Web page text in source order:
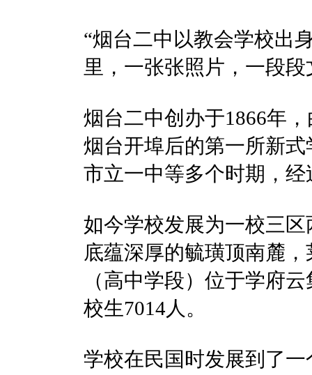
“烟台二中以教会学校出
里，一张张照片，一段
烟台二中创办于1866年
烟台开埠后的第一所新
市立一中等多个时期，
如今学校发展为一校三
底蕴深厚的毓璜顶南麓
（高中学段）位于学府
校生7014人。
学校在民国时发展到了